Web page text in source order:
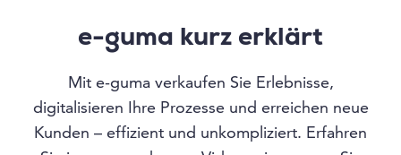
e-guma kurz erklärt
Mit e-guma verkaufen Sie Erlebnisse,
digitalisieren Ihre Prozesse und erreichen neue
Kunden – effizient und unkompliziert. Erfahren